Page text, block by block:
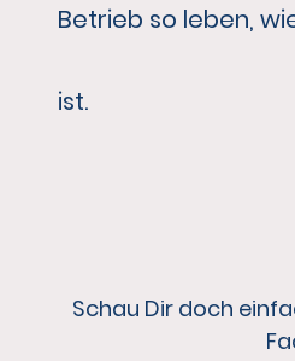
Betrieb so leben,
ist.
Schau Dir doch